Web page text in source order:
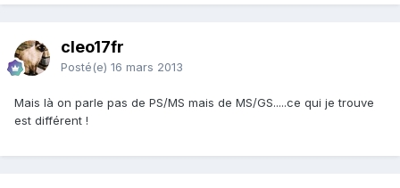
cleo17fr
Posté(e) 16 mars 2013
Mais là on parle pas de PS/MS mais de MS/GS.....ce qui je trouve
est différent !